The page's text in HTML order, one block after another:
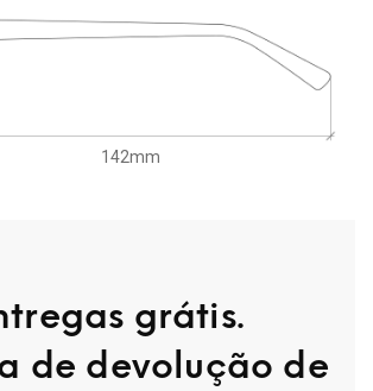
142mm
grátis.
de devolução de